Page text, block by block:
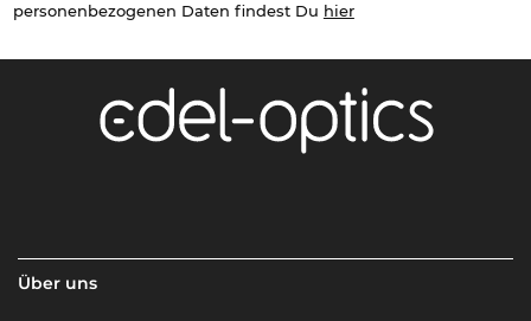
personenbezogenen Daten findest Du hier
Über uns